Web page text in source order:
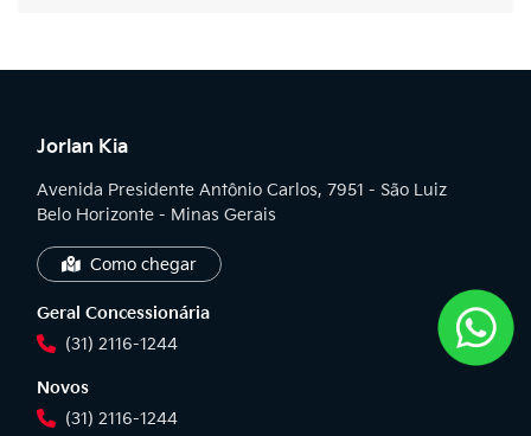
Jorlan Kia
Avenida Presidente Antônio Carlos, 7951 - São Luiz
Belo Horizonte - Minas Gerais
Como chegar
Geral Concessionária
(31) 2116-1244
Novos
(31) 2116-1244